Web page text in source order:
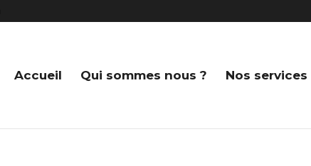
Accueil Qui sommes nous ? Nos